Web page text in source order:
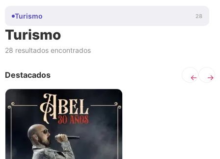
Turismo 28
Turismo
28 resultados encontrados
Destacados ← →